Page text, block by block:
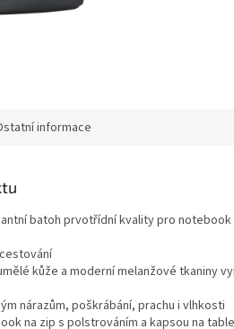
informace
batoh prvotřídní kvality pro
kůže a moderní melanžové tkaniny
nárazům, poškrábání, prachu i vlhkosti
na zip s polstrováním a kapsou na